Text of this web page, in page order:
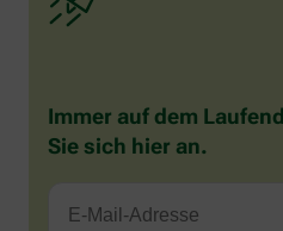
Immer auf dem
Sie sich hier an.